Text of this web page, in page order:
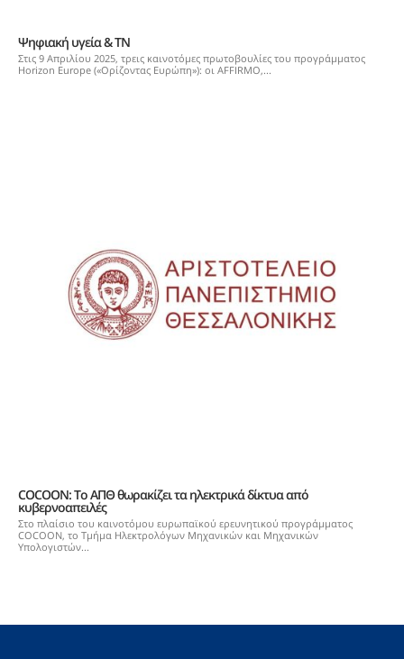
Ψηφιακή υγεία & ΤΝ
Στις 9 Απριλίου 2025, τρεις καινοτόμες πρωτοβουλίες του προγράμματος
Horizon Europe («Ορίζοντας Ευρώπη»): οι AFFIRMO,...
COCOON: Το ΑΠΘ θωρακίζει τα ηλεκτρικά δίκτυα από
κυβερνοαπειλές
Στο πλαίσιο του καινοτόμου ευρωπαϊκού ερευνητικού προγράμματος
COCOON, το Τμήμα Ηλεκτρολόγων Μηχανικών και Μηχανικών
Υπολογιστών...